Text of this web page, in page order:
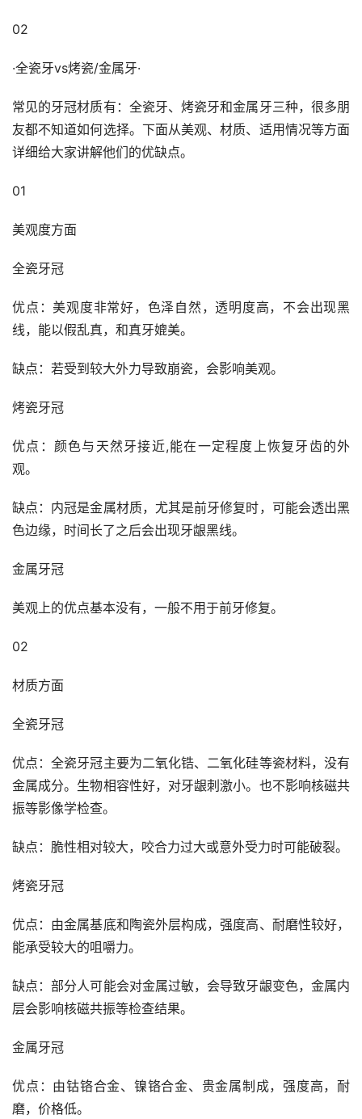
02
·全瓷牙vs烤瓷/金属牙·
常见的牙冠材质有：全瓷牙、烤瓷牙和金属牙三种，很多朋
友都不知道如何选择。下面从美观、材质、适用情况等方面
详细给大家讲解他们的优缺点。
01
美观度方面
全瓷牙冠
优点：美观度非常好，色泽自然，透明度高，不会出现黑
线，能以假乱真，和真牙媲美。
缺点：若受到较大外力导致崩瓷，会影响美观。
烤瓷牙冠
优点：颜色与天然牙接近,能在一定程度上恢复牙齿的外
观。
缺点：内冠是金属材质，尤其是前牙修复时，可能会透出黑
色边缘，时间长了之后会出现牙龈黑线。
金属牙冠
美观上的优点基本没有，一般不用于前牙修复。
02
材质方面
全瓷牙冠
优点：全瓷牙冠主要为二氧化锆、二氧化硅等瓷材料，没有
金属成分。生物相容性好，对牙龈刺激小。也不影响核磁共
振等影像学检查。
缺点：脆性相对较大，咬合力过大或意外受力时可能破裂。
烤瓷牙冠
优点：由金属基底和陶瓷外层构成，强度高、耐磨性较好，
能承受较大的咀嚼力。
缺点：部分人可能会对金属过敏，会导致牙龈变色，金属内
层会影响核磁共振等检查结果。
金属牙冠
优点：由钴铬合金、镍铬合金、贵金属制成，强度高，耐
磨，价格低。